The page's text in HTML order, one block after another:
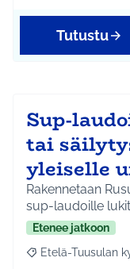
Tutustu
Sup-
tai
yleiselle
Rakennetaan
sup-
Etenee jatkoon
Rajaa tulokset
Etelä-Tuusulan